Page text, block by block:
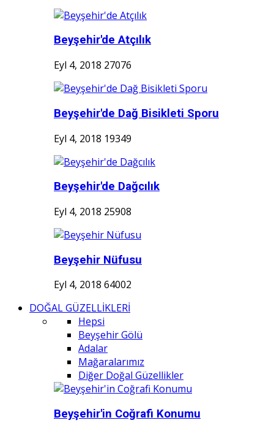
Beyşehir'de Atçılık
Eyl 4, 2018 27076
Beyşehir'de Dağ Bisikleti Sporu
Eyl 4, 2018 19349
Beyşehir'de Dağcılık
Eyl 4, 2018 25908
Beyşehir Nüfusu
Eyl 4, 2018 64002
DOĞAL GÜZELLİKLERİ
Hepsi
Beyşehir Gölü
Adalar
Mağaralarımız
Diğer Doğal Güzellikler
Beyşehir'in Coğrafi Konumu